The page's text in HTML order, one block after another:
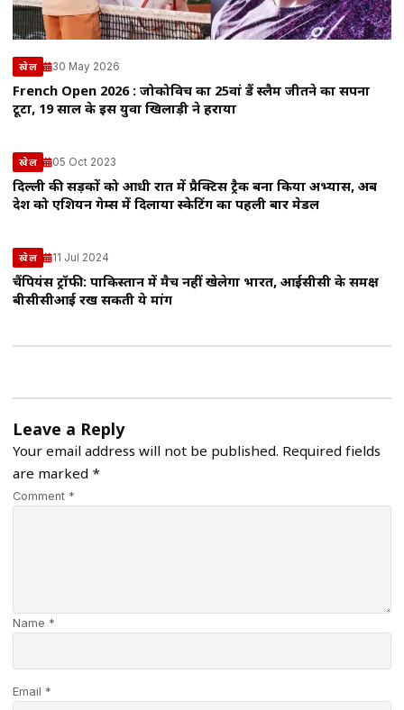
खेल 30 May 2026
French Open 2026 : जोकोविच का 25वां ग्रैंड स्लैम जीतने का सपना
टूटा, 19 साल के इस युवा खिलाड़ी ने हराया
खेल 05 Oct 2023
दिल्ली की सड़कों को आधी रात में प्रैक्टिस ट्रैक बना किया अभ्यास, अब
देश को एशियन गेम्स में दिलाया स्केटिंग का पहली बार मेडल
खेल 11 Jul 2024
चैंपियंस ट्रॉफी: पाकिस्तान में मैच नहीं खेलेगा भारत, आईसीसी के समक्ष
बीसीसीआई रख सकती ये मांग
Leave a Reply
Your email address will not be published. Required fields
are marked *
Comment *
Name *
Email *